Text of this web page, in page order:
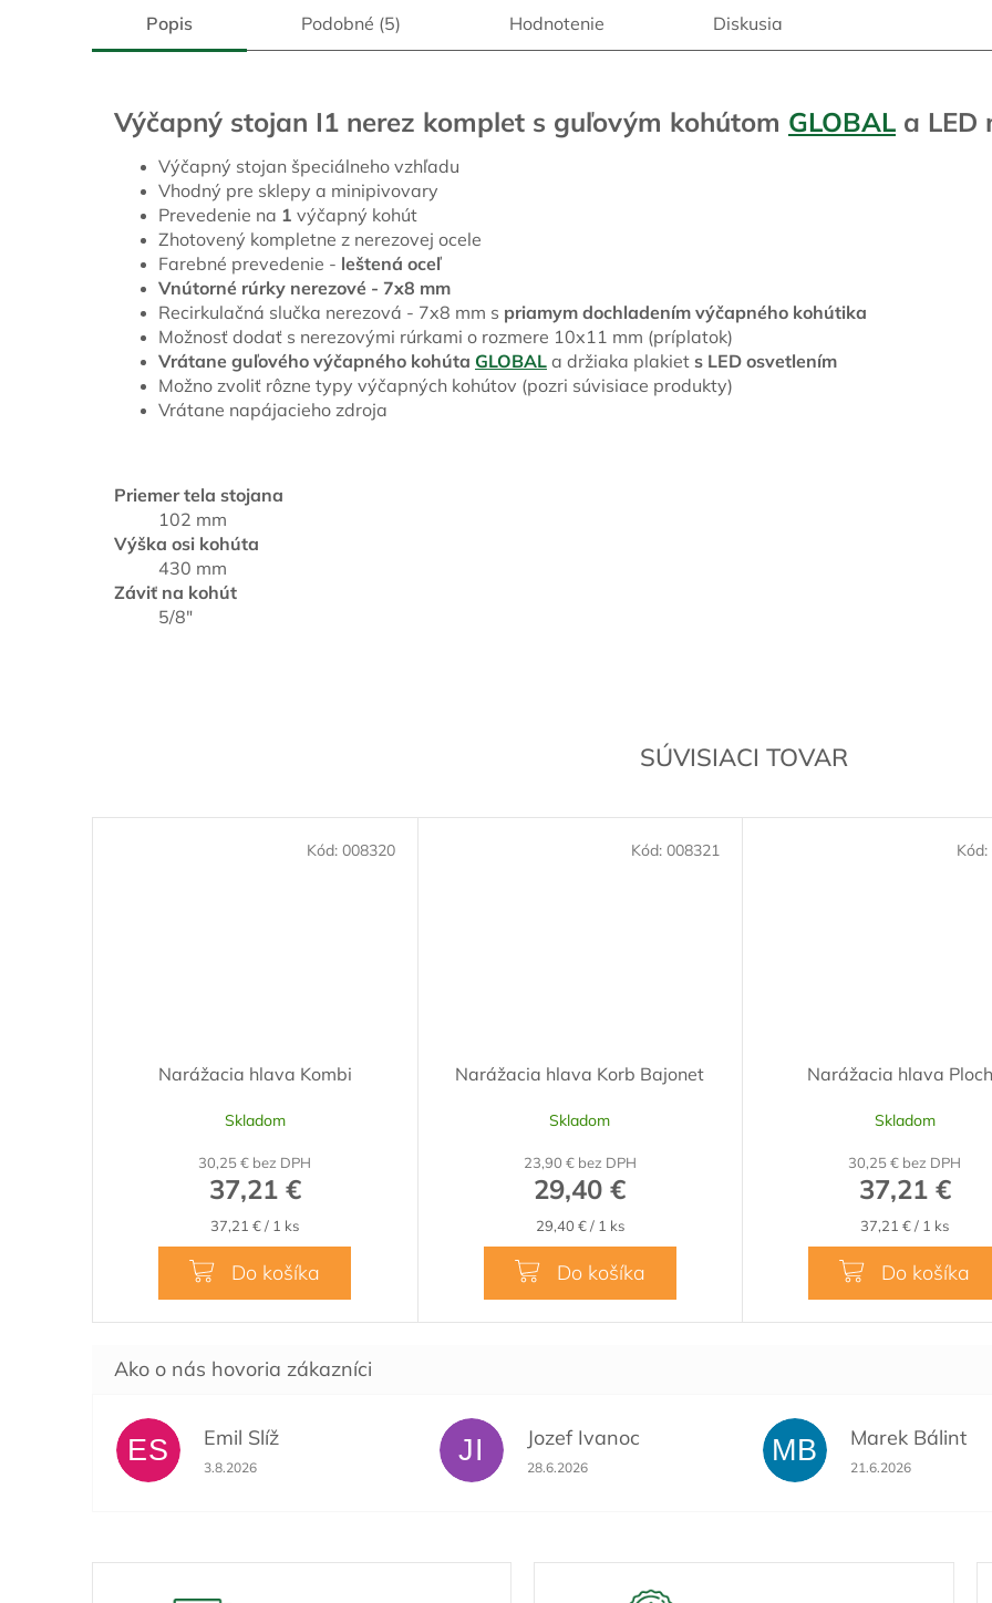
SÚVISIACI TOVAR
Narážacia hlava Kombi
Skladom
30,25 € bez DPH
37,21 €
Jednotková
cena:
37,21 € / 1 ks
Do košíka
Kód: 008320
Narážacia hlava Korb Bajonet
Skladom
23,90 € bez DPH
29,40 €
Jednotková
cena:
29,40 € / 1 ks
Do košíka
Kód: 008321
Narážacia hlava
Skladom
30,25 € bez DPH
37,21 €
Jednotková
cena:
37,21 € / 1 ks
Do košíka
Kód:
Popis Podobné (5) Hodnotenie Diskusia
Výčapný stojan I1 nerez komplet s guľovým kohútom GLOBAL a LED
Výčapný stojan špeciálneho vzhľadu
Vhodný pre sklepy a minipivovary
Prevedenie na 1 výčapný kohút
Zhotovený kompletne z nerezovej ocele
Farebné prevedenie - leštená oceľ
Vnútorné rúrky nerezové - 7x8 mm
Recirkulačná slučka nerezová - 7x8 mm s priamym dochladením výčapného kohútika
Možnosť dodať s nerezovými rúrkami o rozmere 10x11 mm (príplatok)
Vrátane guľového výčapného kohúta GLOBAL a držiaka plakiet s LED osvetlením
Možno zvoliť rôzne typy výčapných kohútov (pozri súvisiace produkty)
Vrátane napájacieho zdroja
Priemer tela stojana
102 mm
Výška osi kohúta
430 mm
Záviť na kohút
5/8"
ES Emil Slíž
Hodnotenie obchodu je 5 z 5 hviezdičiek.
3.8.2026
JI Jozef Ivanoc
Hodnotenie obchodu je 5 z 5 hviezdičiek.
28.6.2026
MB Marek Bálint
Hodnotenie
21.6.2026